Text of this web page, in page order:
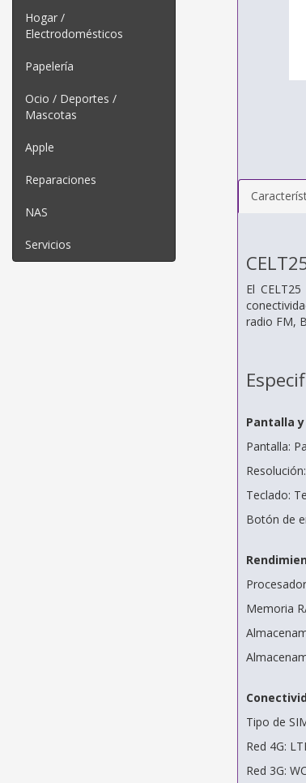
Hogar /
Electrodomésticos
Papelería
Ocio / Deportes /
Mascotas
Apple
Reparaciones
NAS
Servicios
El
radio FM,
Pantalla
Pantalla:
Teclado:
Botón de
Memoria
Tipo de
Red 4G:
Red 3G: